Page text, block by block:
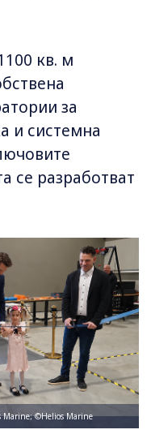
кв. м
за
и системна
се разработват
Marine; ©Helios Marine